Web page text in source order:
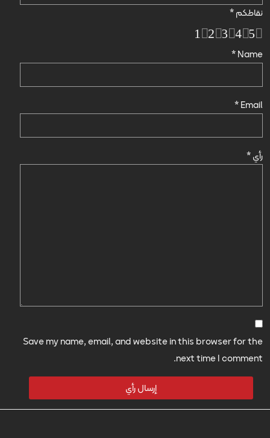
رأي*
Name
*
Email
*
Save my name, email, and website in this browser for the
next time I comment.
نقاطكم*
5
4
3
2
1